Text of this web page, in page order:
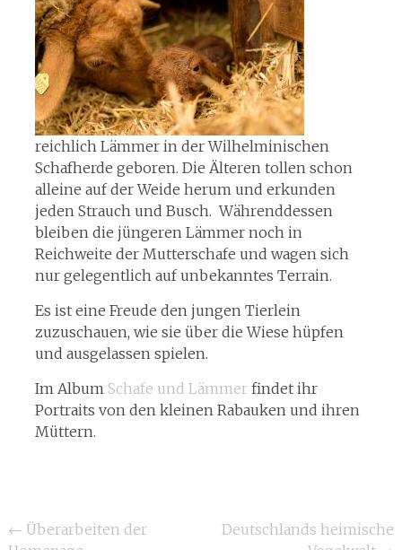
reichlich Lämmer in der Wilhelminischen
Schafherde geboren. Die Älteren tollen schon
alleine auf der Weide herum und erkunden
jeden Strauch und Busch. Währenddessen
bleiben die jüngeren Lämmer noch in
Reichweite der Mutterschafe und wagen sich
nur gelegentlich auf unbekanntes Terrain.
Es ist eine Freude den jungen Tierlein
zuzuschauen, wie sie über die Wiese hüpfen
und ausgelassen spielen.
Im Album Schafe und Lämmerfindet ihr
Portraits von den kleinen Rabauken und ihren
Müttern.
Beitragsnavigation
← Überarbeiten der
Deutschlands heimische